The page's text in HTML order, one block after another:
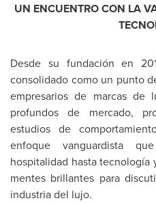
UN ENCUENTRO CON LA
Desde su fundación en
consolidado como un punto
empresarios de marcas de
profundos de mercado,
estudios de
enfoque vanguardista
hospitalidad hasta
mentes brillantes para
industria del lujo.